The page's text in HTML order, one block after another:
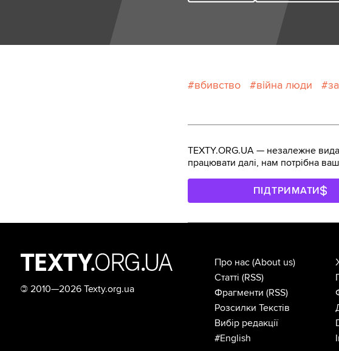
вбивство війна люди
TEXTY.ORG.UA — незалежне
працювати далі, нам потрібна
ПІДТРИМАТИ
© 2010—2026 Texty.org.ua
Про нас (About us)
Статті (RSS)
Фрагменти (RSS)
Розсилки Текстів
Вибір редакції
#English